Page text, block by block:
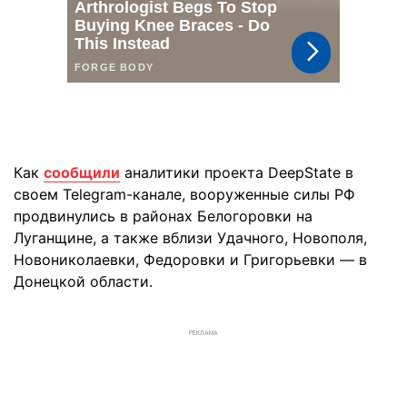
Как сообщили аналитики проекта DeepState в
своем Telegram-канале, вооруженные силы РФ
продвинулись в районах Белогоровки на
Луганщине, а также вблизи Удачного, Новополя,
Новониколаевки, Федоровки и Григорьевки — в
Донецкой области.
РЕКЛАМА